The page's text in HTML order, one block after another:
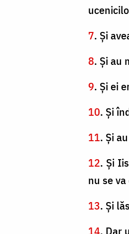
7. Şi
8. Şi au
9. Şi ei
10. Şi
11. Şi
12. Şi
nu se
13. Şi
14. Dar